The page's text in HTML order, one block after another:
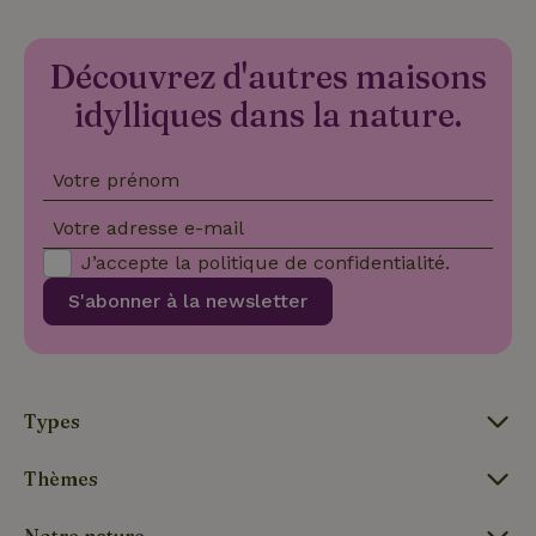
Découvrez d'autres maisons
idylliques dans la nature.
Votre prénom
Votre adresse e-mail
S'abonner à la newsletter
J’accepte la politique de confidentialité.
Types
Thèmes
Ce
ce
des